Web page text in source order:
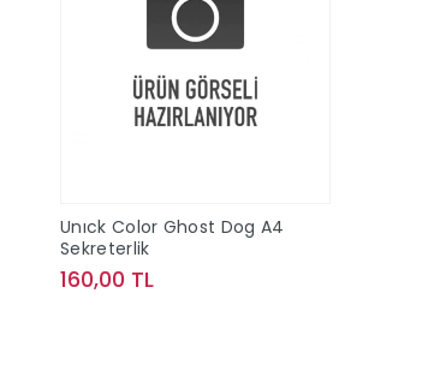
Unıck Color Ghost Dog A4
Sekreterlik
160,00 TL